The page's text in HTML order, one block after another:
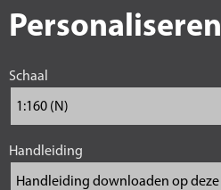
Personaliseren
Schaal
Handleiding